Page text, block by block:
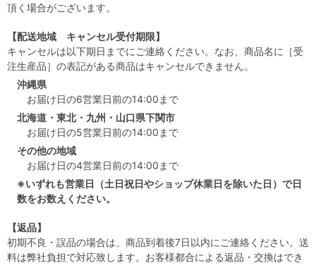
頂く場合がございます。
【配送地域 キャンセル受付期限】
キャンセルは以下期日までにご連絡ください。なお、商品名に［受
注生産品］の表記がある商品はキャンセルできません。
沖縄県
お届け日の6営業日前の14:00まで
北海道・東北・九州・山口県下関市
お届け日の5営業日前の14:00まで
その他の地域
お届け日の4営業日前の14:00まで
※いずれも営業日（土日祝日やショップ休業日を除いた日）で日
数をお数えください。
【返品】
初期不良・誤品の場合は、商品到着後7日以内にご連絡ください。送
料は弊社負担で対応致します。お客様都合による返品・交換はでき